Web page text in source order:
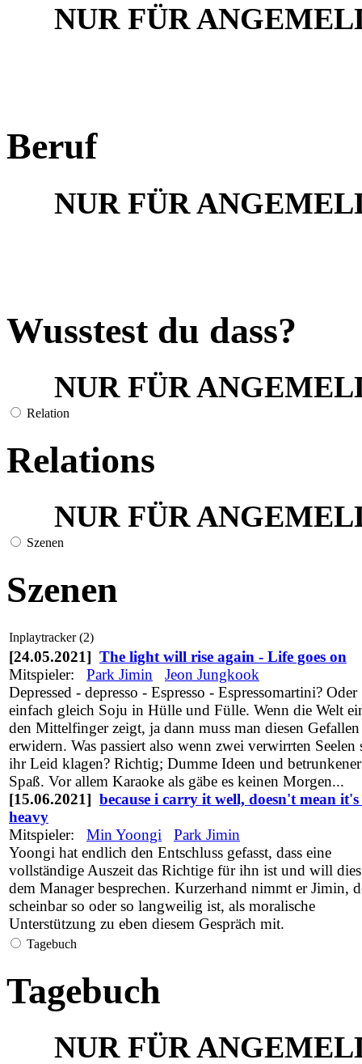
NUR FÜR
Beruf
NUR FÜR
Wusstest du dass?
NUR FÜR
Relation
Relations
NUR FÜR
Szenen
Szenen
Inplaytracker (2)
[24.05.2021] The light will rise again - Life goes on
Mitspieler: Park Jimin
Jeon Jungkook
Depressed - depresso - Espresso - Espressomartini? Oder
einfach gleich Soju in Hülle und Fülle. Wenn die Welt
den Mittelfinger zeigt, ja dann muss man diesen
erwidern. Was passiert also wenn zwei verwirrten Seelen
ihr Leid klagen? Richtig; Dumme Ideen und betrunkener
Spaß. Vor allem Karaoke als gäbe es keinen Morgen...
[15.06.2021] because i carry it well, doesn't mean
heavy
Mitspieler: Min Yoongi
Park Jimin
Yoongi hat endlich den Entschluss gefasst, dass eine
vollständige Auszeit das Richtige für ihn ist und will
dem Manager besprechen. Kurzerhand nimmt er Jimin,
scheinbar so oder so langweilig ist, als moralische
Unterstützung zu eben diesem Gespräch mit.
Tagebuch
Tagebuch
NUR FÜR